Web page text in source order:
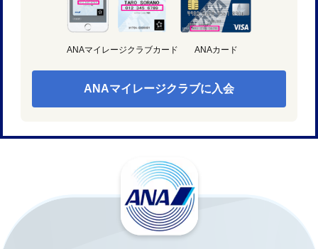
ANAマイレージクラブカード ANAカード
ANAマイレージクラブに入会